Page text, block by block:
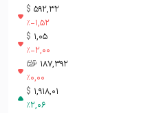
592,32
$
%-1,52
1,05
$
%-2,00
187,392 تومان-ء
%0,00
1,918,01
$
%2,06